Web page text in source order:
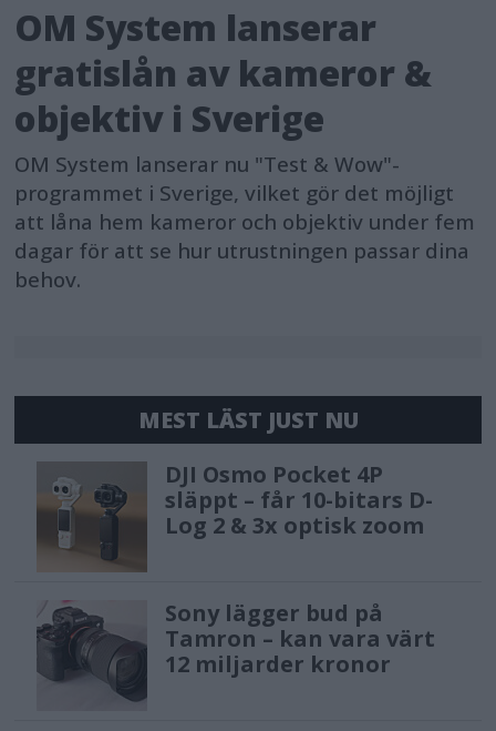
OM System lanserar
gratislån av kameror &
objektiv i Sverige
OM System lanserar nu "Test & Wow"-
programmet i Sverige, vilket gör det möjligt
att låna hem kameror och objektiv under fem
dagar för att se hur utrustningen passar dina
behov.
MEST LÄST JUST NU
DJI Osmo Pocket 4P
släppt – får 10-bitars D-
Log 2 & 3x optisk zoom
Sony lägger bud på
Tamron – kan vara värt
12 miljarder kronor